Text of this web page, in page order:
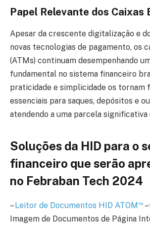
Papel Relevante dos Caixas
Apesar da crescente digitalização e
novas tecnologias de pagamento, os
(ATMs) continuam desempenhando
fundamental no sistema financeiro
praticidade e simplicidade os tornam
essenciais para saques, depósitos e
atendendo a uma parcela significativa
Soluções da HID para o
financeiro que serão
no Febraban Tech 2024
–Leitor de Documentos HID ATOM™
Imagem de Documentos de Página